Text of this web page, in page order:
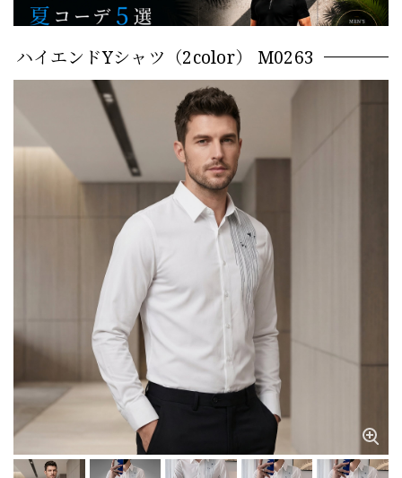
ハイエンドYシャツ（2color） M0263